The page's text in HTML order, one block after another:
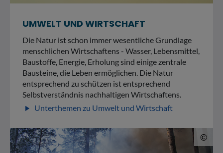
UMWELT UND WIRTSCHAFT
Die Natur ist schon immer wesentliche Grundlage
menschlichen Wirtschaftens - Wasser, Lebensmittel,
Baustoffe, Energie, Erholung sind einige zentrale
Bausteine, die Leben ermöglichen. Die Natur
entsprechend zu schützen ist entsprechend
Selbstverständnis nachhaltigen Wirtschaftens.
play_arrow Unterthemen zu Umwelt und Wirtschaft
©